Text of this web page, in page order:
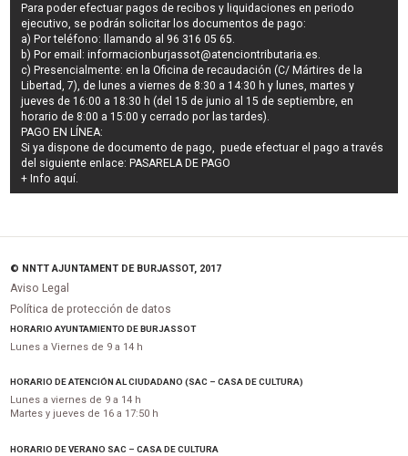
Para poder efectuar pagos derecibos y liquidaciones en periodo
ejecutivo , se podrán solicitar los documentos de pago:
a) Por teléfono: llamando al 96 316 05 65.
b) Por email:informacionburjassot@atenciontributaria.es
c) Presencialmente: en la Oficina de recaudación (C/ Mártires de la
Libertad, 7), de lunes a viernes de 8:30 a 14:30 h y lunes, martes y
jueves de 16:00 a 18:30 h (del 15 de junio al 15 de septiembre, en
horario de 8:00 a 15:00 y cerrado por las tardes).
PAGO EN LÍNEA:
Si ya dispone de documento de pago, puede efectuar el pago a través
del siguiente enlace:PASARELA DE PAGO
+ Info aquí
© NNTT AJUNTAMENT DE BURJASSOT, 2017
Aviso Legal
Política de protección de datos
HORARIO AYUNTAMIENTO DE BURJASSOT
Lunes a Viernes de 9 a 14 h
HORARIO DE ATENCIÓN AL CIUDADANO (SAC – CASA DE CULTURA)
Lunes a viernes de 9 a 14 h
Martes y jueves de 16 a 17:50 h
HORARIO DE VERANO SAC – CASA DE CULTURA